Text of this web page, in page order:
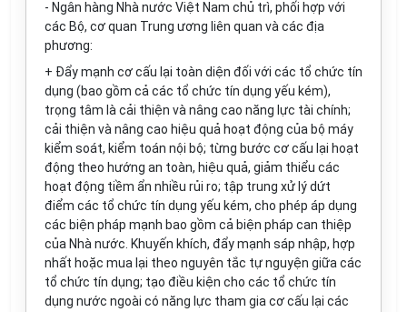
- Ngân hàng Nhà nước Việt Nam chủ trì, phối hợp với
các Bộ, cơ quan Trung ương liên quan và các địa
phương:
+ Đẩy mạnh cơ cấu lại toàn diện đối với các tổ chức tín
dụng (bao gồm cả các tổ chức tín dụng yếu kém),
trọng tâm là cải thiện và nâng cao năng lực tài chính;
cải thiện và nâng cao hiệu quả hoạt động của bộ máy
kiểm soát, kiểm toán nội bộ; từng bước cơ cấu lại hoạt
động theo hướng an toàn, hiệu quả, giảm thiểu các
hoạt động tiềm ẩn nhiều rủi ro; tập trung xử lý dứt
điểm các tổ chức tín dụng yếu kém, cho phép áp dụng
các biện pháp mạnh bao gồm cả biện pháp can thiệp
của Nhà nước. Khuyến khích, đẩy mạnh sáp nhập, hợp
nhất hoặc mua lại theo nguyên tắc tự nguyện giữa các
tổ chức tín dụng; tạo điều kiện cho các tổ chức tín
dụng nước ngoài có năng lực tham gia cơ cấu lại các